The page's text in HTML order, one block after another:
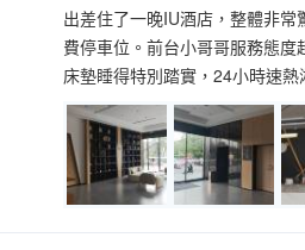
出差住了一晚IU酒店，整體非
費停車位。前台小哥哥服務態
床墊睡得特別踏實，24小時速